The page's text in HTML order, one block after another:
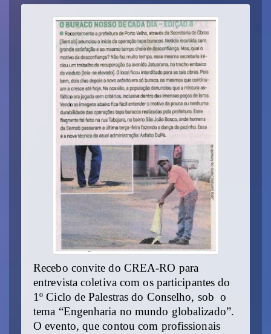
Recebo convite do CREA-RO para
entrevista coletiva com os participantes do
1º Ciclo de Palestras do Conselho, sob o
tema “Engenharia no mundo globalizado”.
O evento, que contou com profissionais